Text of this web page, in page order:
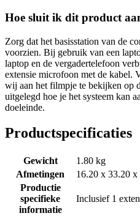
Hoe sluit ik dit product
Zorg dat het basisstation van de
voorzien. Bij gebruik van een
laptop en de vergadertelefoon
extensie microfoon met de kabel.
wij aan het filmpje te bekijken op
uitgelegd hoe je het systeem kan
doeleinde.
Productspecificaties
Gewicht
1.80 kg
Afmetingen
16.20 x 33.20 x
Productie
specifieke
informatie
Inclusief 1